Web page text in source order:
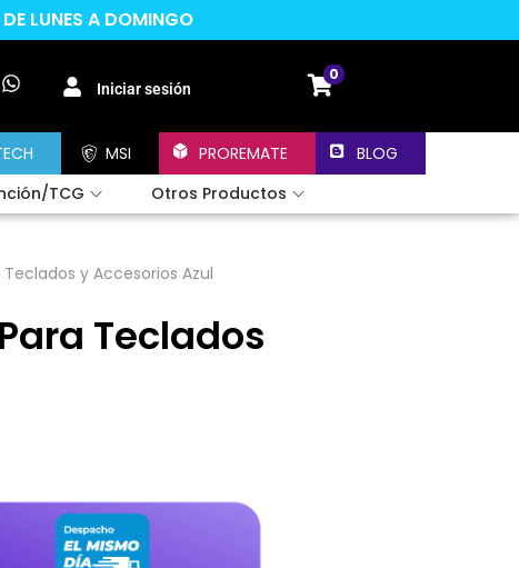
LUNES A DOMINGO
Iniciar sesión
0
MSI PROREMATE
BLOG
TCG Otros Productos
y Accesorios Azul
Teclados